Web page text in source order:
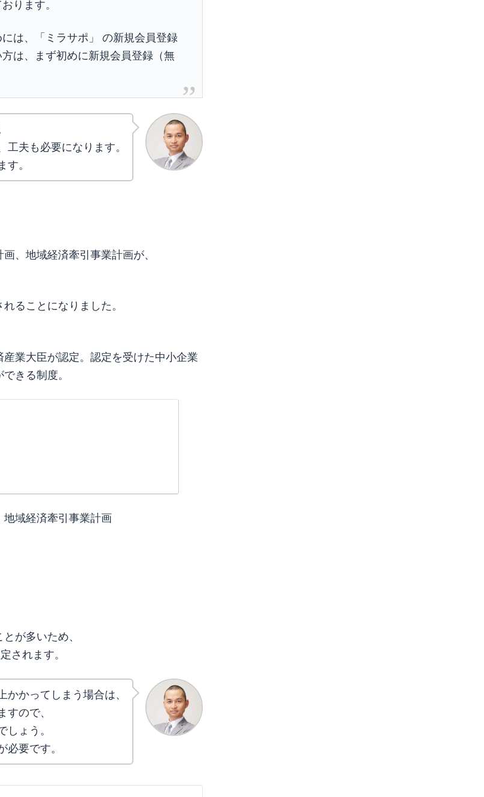
ります。
は、「ミラサポ」 の新規会員登録
は、まず初めに新規会員登録（無
夫も必要になります。
す。
、地域経済牽引事業計画が、
ることになりました。
業大臣が認定。認定を受けた中小企業
きる制度。
域経済牽引事業計画
が多いため、
されます。
かってしまう場合は、
すので、
しょう。
必要です。